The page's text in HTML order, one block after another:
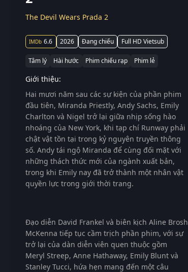
The Devil Wears Prada 2
6.6 2026 Đang chiếu Full HD Vietsub
Tâm lý Hài hước Phim chiếu rạp Phim lẻ
Giới thiệu:
Hai mươi năm sau các sự kiện của phần phim
đầu tiên, Miranda Priestly, Andy Sachs, Emily
Charlton và Nigel trở lại giữa nhịp sống hào
nhoáng của New York, khi tạp chí Runway phải
chật vật tồn tại trong kỷ nguyên truyền thông
số. Andy tái ngộ Miranda để cùng đối mặt với
những thách thức mới của ngành xuất bản,
trong khi Emily nay đã trở thành một nhân vật
quyền lực trong giới thời trang.
Đạo diễn David Frankel và biên kịch Aline Brosh
McKenna tiếp tục cầm trịch phần phim, với sự
trở lại của dàn diễn viên quen thuộc gồm
Meryl Streep, Anne Hathaway, Emily Blunt và
Stanley Tucci, hứa hẹn mang đến một câu